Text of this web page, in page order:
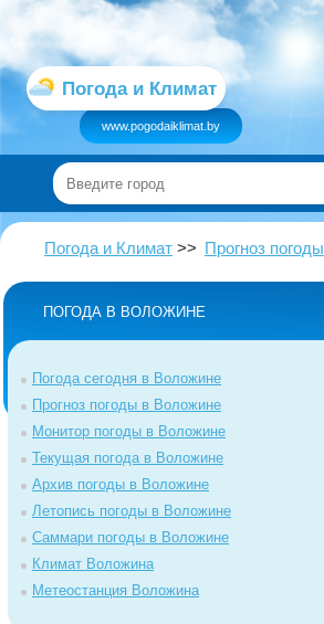
Погода и Климат
www.pogodaiklimat.by
Погода и Климат Прогноз погоды
ПОГОДА В ВОЛОЖИНЕ
Погода сегодня в Воложине
Прогноз погоды в Воложине
Монитор погоды в Воложине
Текущая погода в Воложине
Архив погоды в Воложине
Летопись погоды в Воложине
Саммари погоды в Воложине
Климат Воложина
Метеостанция Воложина